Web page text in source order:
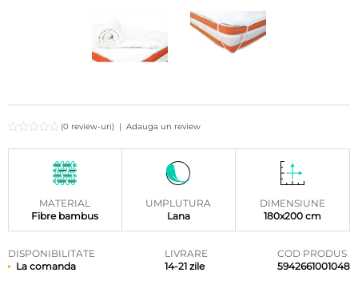
(0 review-uri) | Adauga un review
MATERIAL
Fibre bambus
UMPLUTURA
Lana
DIMENSIUNE
180x200 cm
DISPONIBILITATE
La comanda
LIVRARE
14-21 zile
COD PRODUS
5942661001048